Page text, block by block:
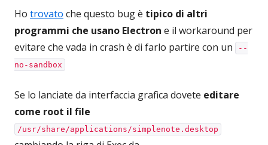
Ho trovato che questo bug è tipico di altri
programmi che usano Electron e il workaround per
evitare che vada in crash è di farlo partire con un
--
no-sandbox
Se lo lanciate da interfaccia grafica dovete editare
come root il file
/usr/share/applications/simplenote.desktop